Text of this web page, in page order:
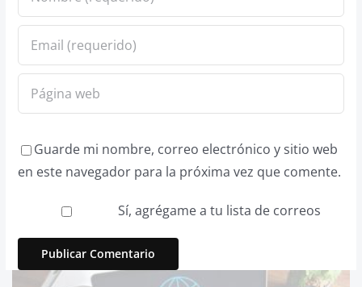
Guarde mi nombre, correo electrónico y sitio web
en este navegador para la próxima vez que comente.
Sí, agrégame a tu lista de correos